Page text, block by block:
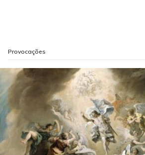
Provocações